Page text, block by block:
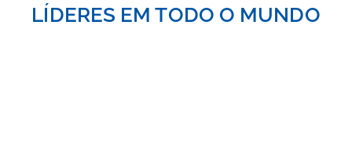
LÍDERES EM TODO O MUNDO